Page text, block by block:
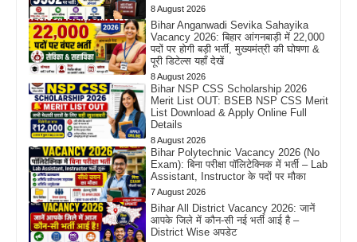
8 August 2026
Bihar Anganwadi Sevika Sahayika
Vacancy 2026: बिहार आंगनबाड़ी में 22,000
पदों पर होगी बड़ी भर्ती, मुख्यमंत्री की घोषणा &
पूरी डिटेल्स यहाँ देखें
8 August 2026
Bihar NSP CSS Scholarship 2026
Merit List OUT: BSEB NSP CSS Merit
List Download & Apply Online Full
Details
8 August 2026
Bihar Polytechnic Vacancy 2026 (No
Exam): बिना परीक्षा पॉलिटेक्निक में भर्ती – Lab
Assistant, Instructor के पदों पर मौका
7 August 2026
Bihar All District Vacancy 2026: जानें
आपके जिले में कौन-सी नई भर्ती आई है –
District Wise अपडेट